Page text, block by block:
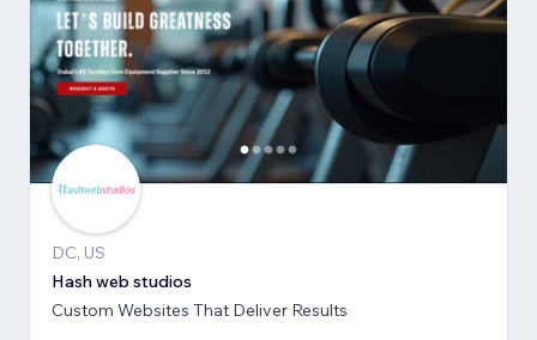
DC, US
Hash web studios
Custom Websites That Deliver Results